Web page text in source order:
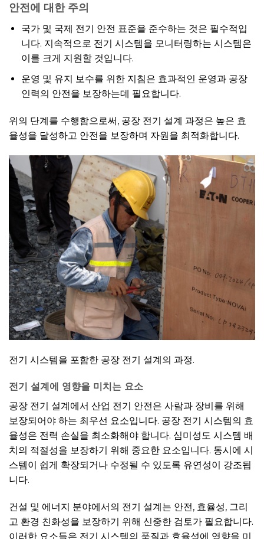
안전에 대한 주의
국가 및 국제 전기 안전 표준을 준수하는 것은 필수적입
니다. 지속적으로 전기 시스템을 모니터링하는 시스템은
이를 크게 지원할 것입니다.
운영 및 유지 보수를 위한 지침은 효과적인 운영과 공장
인력의 안전을 보장하는데 필요합니다.
위의 단계를 수행함으로써, 공장 전기 설계 과정은 높은 효
율성을 달성하고 안전을 보장하며 자원을 최적화합니다.
전기 시스템을 포함한 공장 전기 설계의 과정.
전기 설계에 영향을 미치는 요소
공장 전기 설계에서 산업 전기 안전은 사람과 장비를 위해
보장되어야 하는 최우선 요소입니다. 공장 전기 시스템의 효
율성은 전력 손실을 최소화해야 합니다. 심미성도 시스템 배
치의 적절성을 보장하기 위해 중요한 요소입니다. 동시에 시
스템이 쉽게 확장되거나 수정될 수 있도록 유연성이 강조됩
니다.
건설 및 에너지 분야에서의 전기 설계는 안전, 효율성, 그리
고 환경 친화성을 보장하기 위해 신중한 검토가 필요합니다.
이러한 요소들은 전기 시스템의 품질과 효율성에 영향을 미